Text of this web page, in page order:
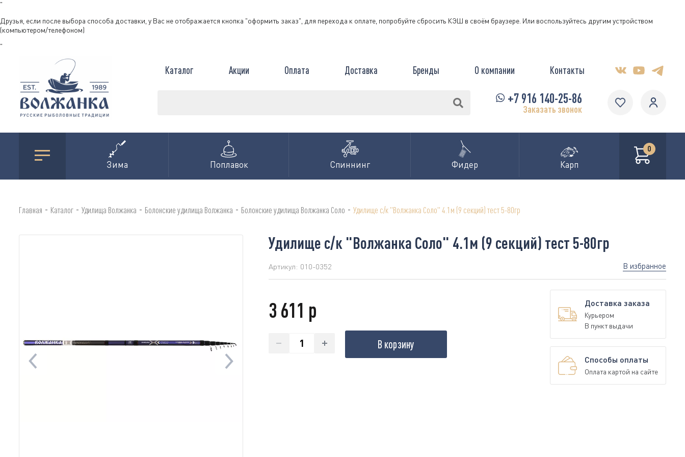
"
Друзья, если после выбора способа доставки, у Вас не отображается кнопка "оформить заказ", для перехода к оплате, попробуйте сбросить КЭШ в своём браузере. Или воспользуйтесь другим устройством
(компьютером/телефоном)
"
Каталог Акции Оплата Доставка Бренды О компании Контакты
+7 916 140-25-86
Заказать звонок
Зима Поплавок Спиннинг Фидер Карп
0
Главная - Каталог - Удилища Волжанка - Болонские удилища Волжанка - Болонские удилища Волжанка Соло - Удилище с/к "Волжанка Соло" 4.1м (9 секций) тест 5-80гр
Удилище с/к "Волжанка Соло" 4.1м (9 секций) тест 5-80гр
Артикул: 010-0352 В избранное
3 611 р
В корзину
Доставка заказа
Курьером
В пункт выдачи
Способы оплаты
Оплата картой на сайте